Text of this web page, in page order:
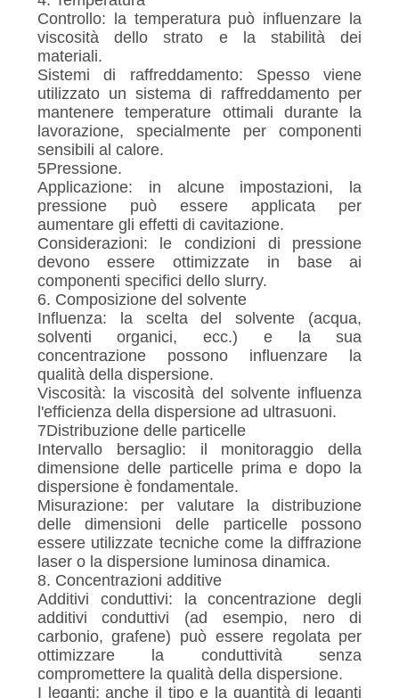
Controllo: la temperatura può influenzare la
viscosità dello strato e la stabilità dei
materiali.
Sistemi di raffreddamento: Spesso viene
utilizzato un sistema di raffreddamento per
mantenere temperature ottimali durante la
lavorazione, specialmente per componenti
sensibili al calore.
5Pressione.
Applicazione: in alcune impostazioni, la
pressione può essere applicata per
aumentare gli effetti di cavitazione.
Considerazioni: le condizioni di pressione
devono essere ottimizzate in base ai
componenti specifici dello slurry.
6. Composizione del solvente
Influenza: la scelta del solvente (acqua,
solventi organici, ecc.) e la sua
concentrazione possono influenzare la
qualità della dispersione.
Viscosità: la viscosità del solvente influenza
l'efficienza della dispersione ad ultrasuoni.
7Distribuzione delle particelle
Intervallo bersaglio: il monitoraggio della
dimensione delle particelle prima e dopo la
dispersione è fondamentale.
Misurazione: per valutare la distribuzione
delle dimensioni delle particelle possono
essere utilizzate tecniche come la diffrazione
laser o la dispersione luminosa dinamica.
8. Concentrazioni additive
Additivi conduttivi: la concentrazione degli
additivi conduttivi (ad esempio, nero di
carbonio, grafene) può essere regolata per
ottimizzare la conduttività senza
compromettere la qualità della dispersione.
I leganti: anche il tipo e la quantità di leganti